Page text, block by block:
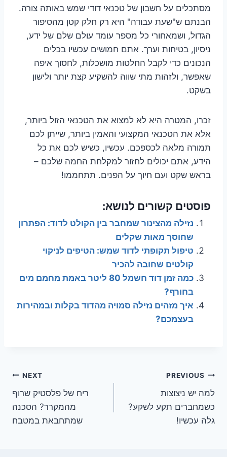
מסתכלים על חשבון של טכנאי דודי שמש באותה צורה.
הבנתם ש"שעת עבודה" היא רק חלק קטן מהסיפור
הגדול, ושמאחורי כל מספר עומד עולם שלם של ידע,
ניסיון, בטיחות וערך. אתם חמושים עכשיו בכלים
הנכונים כדי לקבל החלטות מושכלות, לחסוך איפה
שאפשר, ולזהות מתי שווה להשקיע קצת יותר ולישון
בשקט.
זכרו, המטרה היא לא למצוא את הטכנאי הזול ביותר,
אלא את הטכנאי המקצועי והאמין ביותר, שייתן לכם
תמורה מלאה לכספכם. עכשיו, כשיש לכם את כל
הידע, אתם יכולים לחזור למקלחת החמה שלכם –
בראש שקט ועם חיוך על הפנים. תתחממו!
פוסטים קשורים לנושא:
נזילה מהצינור שמחבר בין הקולט לדוד: הפתרון
שחוסך מאות שקלים
טיפול תקופתי לדוד שמש: הטיפים לניקוי
קולטים שחובה להכיר
כמה זמן דוד חשמל 80 ליטר באמת מחמם מים
בחורף?
איך מזהים נזילה סמויה מהדוד בקלות ובמהירות
בעצמכם?
ניווט
PREVIOUS
למה יש ניצוצות
כשמחברים תקע לשקע?
גלה עכשיו!
NEXT
ריח של פלסטיק שרוף
מהמקרר? הסכנה
שמתחבאת במטבח